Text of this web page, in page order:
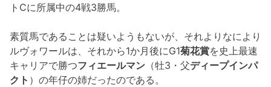
トCに所属中の4戦3勝馬。
素質馬であることは疑いようもないが、それよりなにより
ルヴォワールは、それから1か月後にG1菊花賞を史上最速
キャリアで勝つフィエールマン （牡3・父ディープインパ
クト ）の年仔の姉だったのである。